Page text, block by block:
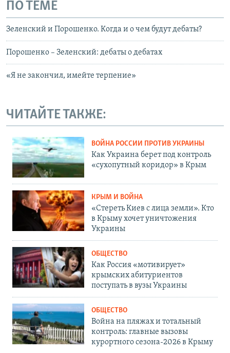
ПО ТЕМЕ
Зеленский и Порошенко. Когда и о чем будут дебаты?
Порошенко – Зеленский: дебаты о дебатах
«Я не закончил, имейте терпение»
ЧИТАЙТЕ ТАКЖЕ:
ВОЙНА РОССИИ ПРОТИВ УКРАИНЫ
Как Украина берет под контроль
«сухопутный коридор» в Крым
КРЫМ И ВОЙНА
«Стереть Киев с лица земли». Кто
в Крыму хочет уничтожения
Украины
ОБЩЕСТВО
Как Россия «мотивирует»
крымских абитуриентов
поступать в вузы Украины
ОБЩЕСТВО
Война на пляжах и тотальный
контроль: главные вызовы
курортного сезона-2026 в Крыму